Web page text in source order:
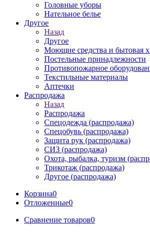
Головные уборы
Нательное белье
Другое
Назад
Другое
Моющие средства и бытовая
Постельные принадлежности
Противопожарное
Текстильные материалы
Аптечки
Распродажа
Назад
Распродажа
Спецодежда (распродажа)
Спецобувь (распродажа)
Защита рук (распродажа)
СИЗ (распродажа)
Охота, рыбалка, туризм
Трикотаж (распродажа)
Другое (распродажа)
Корзина0
Отложенные0
Сравнение товаров0